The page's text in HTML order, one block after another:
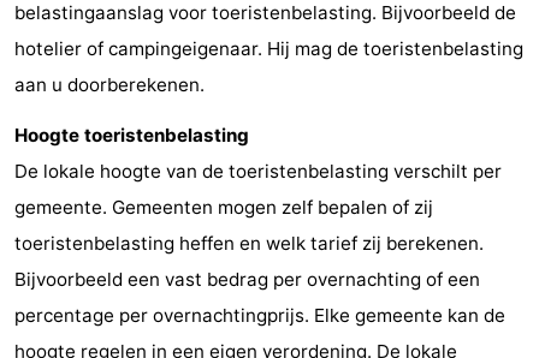
Golfbanen
en
drinken
Evenementen
Praktisch
Forum
Route
-
belastingaanslag voor toeristenbelasting. Bijvoorbeeld de
hotelier of campingeigenaar. Hij mag de toeristenbelasting
aan u doorberekenen.
Hoogte toeristenbelasting
De lokale hoogte van de toeristenbelasting verschilt per
gemeente. Gemeenten mogen zelf bepalen of zij
toeristenbelasting heffen en welk tarief zij berekenen.
Bijvoorbeeld een vast bedrag per overnachting of een
percentage per overnachtingprijs. Elke gemeente kan de
hoogte regelen in een eigen verordening. De lokale